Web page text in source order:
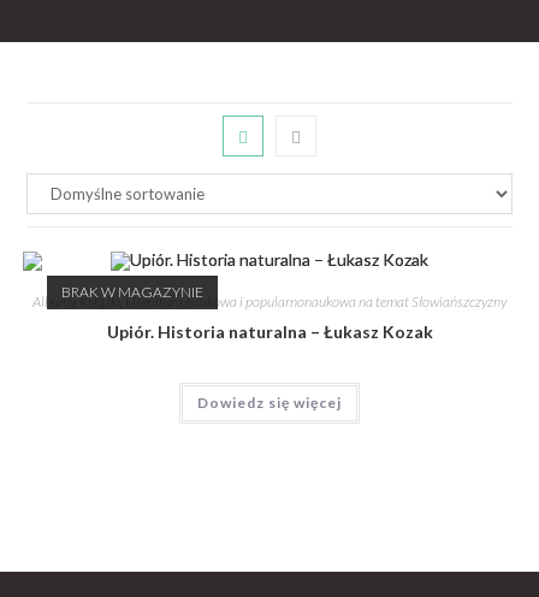
BRAK W MAGAZYNIE
Albumy,Książki , Literatura naukowa i popularnonaukowa na temat Słowiańszczyzny
Upiór. Historia naturalna – Łukasz Kozak
Dowiedz się więcej